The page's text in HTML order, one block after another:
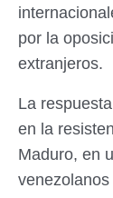
por la
extranjeros.
La
en la
Maduro, en